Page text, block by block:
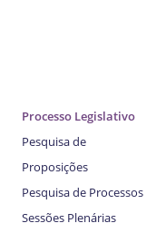
Processo Legislativo
Pesquisa de
Proposições
Pesquisa de Processos
Sessões Plenárias